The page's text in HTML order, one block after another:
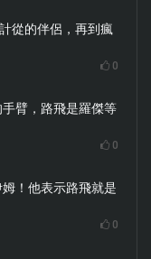
從的伴侶，再到瘋
0
臂，路飛是羅傑等
0
！他表示路飛就是
0